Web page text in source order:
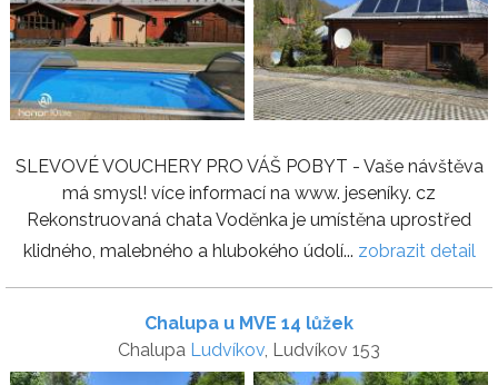
SLEVOVÉ VOUCHERY PRO VÁŠ POBYT - Vaše návštěva
má smysl! více informací na www. jeseníky. cz
Rekonstruovaná chata Voděnka je umístěna uprostřed
klidného, malebného a hlubokého údolí... zobrazit detail
Chalupa u MVE 14 lůžek
Chalupa Ludvíkov, Ludvíkov 153